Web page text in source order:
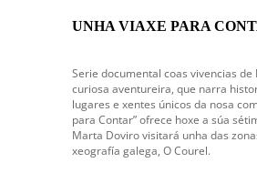
UNHA VIAXE PARA
Serie documental coas vivencias
curiosa aventureira, que narra
lugares e xentes únicos da nosa
para Contar” ofrece hoxe a súa
Marta Doviro visitará unha das
xeografía galega, O Courel.